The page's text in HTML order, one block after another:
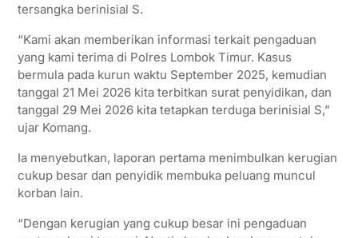
tersangka berinisial S.
“Kami akan memberikan informasi terkait pengaduan
yang kami terima di Polres Lombok Timur. Kasus
bermula pada kurun waktu September 2025, kemudian
tanggal 21 Mei 2026 kita terbitkan surat penyidikan, dan
tanggal 29 Mei 2026 kita tetapkan terduga berinisial S,”
ujar Komang.
Ia menyebutkan, laporan pertama menimbulkan kerugian
cukup besar dan penyidik membuka peluang muncul
korban lain.
“Dengan kerugian yang cukup besar ini pengaduan